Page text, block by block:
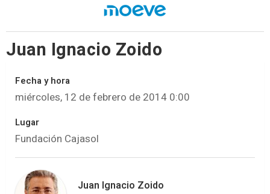
Juan Ignacio Zoido
Fecha y hora
miércoles, 12 de febrero de 2014 0:00
Lugar
Fundación Cajasol
Juan Ignacio Zoido